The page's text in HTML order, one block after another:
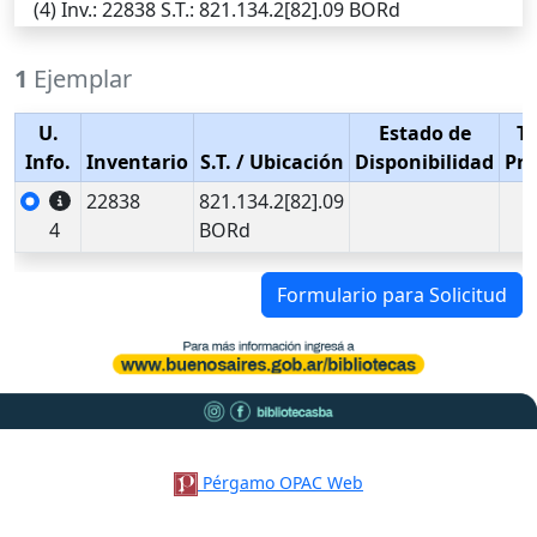
(4)Inv.: 22838S.T.: 821.134.2[82].09 BORd
1 Ejemplar
U.
Info.
Inventario S.T. / Ubicación
Estado de
Disponibilidad
4
22838
821.134.2[82].09
BORd
Formulario para Solicitud
Pérgamo OPAC Web